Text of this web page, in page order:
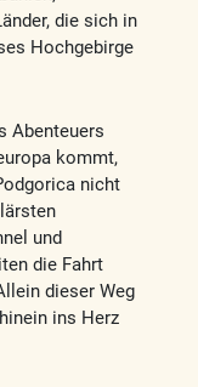
die sich in
Hochgebirge
Abenteuers
kommt,
nicht
und
die Fahrt
dieser Weg
ins Herz